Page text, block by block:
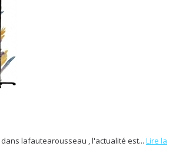
lafautearousseau , l'actualité est... Lire la